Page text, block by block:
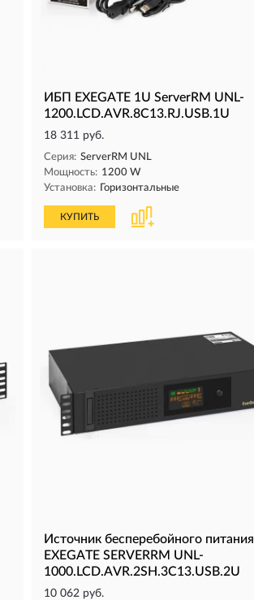
ИБП EXEGATE 1U ServerRM UNL-
1200.LCD.AVR.8C13.RJ.USB.1U
18 311 руб.
Серия: ServerRM UNL
Мощность: 1200 W
Установка: Горизонтальные
КУПИТЬ
Источник бесперебойного питания
EXEGATE SERVERRM UNL-
1000.LCD.AVR.2SH.3C13.USB.2U
10 062 руб.